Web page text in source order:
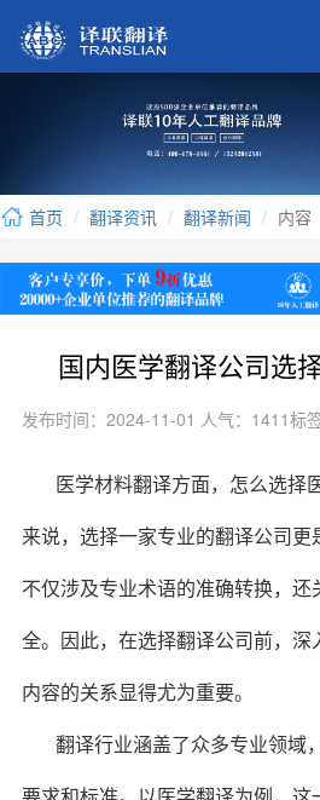
首页 翻译资讯 翻译新闻 内容
国内医学翻译公司选
发布时间：2024-11-01 人气：1411标
医学材料翻译方面，怎么选择
来说，选择一家专业的翻译公司更
不仅涉及专业术语的准确转换，还
全。因此，在选择翻译公司前，深
内容的关系显得尤为重要。
翻译行业涵盖了众多专业领域